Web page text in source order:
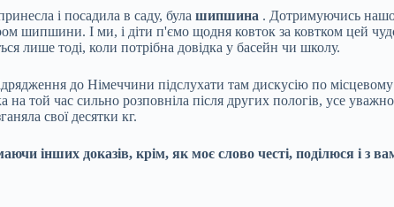
і посадила в саду, була шипшина . Дотримуючись
шипшини. І ми, і діти п'ємо щодня ковток за ковтком цей
лише тоді, коли потрібна довідка у басейн чи школу.
до Німеччини підслухати там дискусію по
той час сильно розповніла після других пологів, усе
свої десятки кг.
інших доказів, крім, як моє слово честі, поділюся і з